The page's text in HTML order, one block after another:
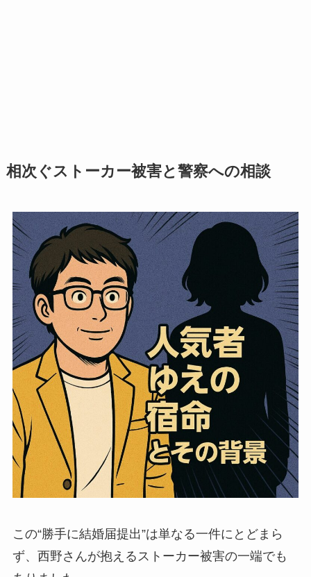
相次ぐストーカー被害と警察への相談
この“勝手に結婚届提出”は単なる一件にとどまら
ず、西野さんが抱えるストーカー被害の一端でも